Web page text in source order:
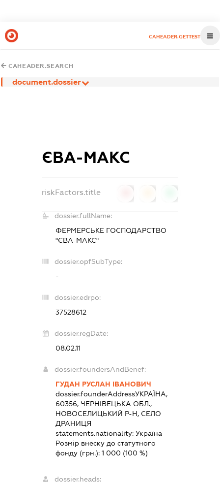
CAHEADER.GETTEST
CAHEADER.SEARCH
document.dossier
ЄВА-МАКС
riskFactors.title
dossier.fullName:
ФЕРМЕРСЬКЕ ГОСПОДАРСТВО
"ЄВА-МАКС"
dossier.opfSubType:
-
dossier.edrpo:
37528612
dossier.regDate:
08.02.11
dossier.foundersAndBenef:
ГУДАН РУСЛАН ІВАНОВИЧ
dossier.founderAddressУКРАЇНА,
60356, ЧЕРНІВЕЦЬКА ОБЛ.,
НОВОСЕЛИЦЬКИЙ Р-Н, СЕЛО
ДРАНИЦЯ
statements.nationality: Україна
Розмір внеску до статутного
фонду (грн.): 1 000 (100 %)
dossier.heads: